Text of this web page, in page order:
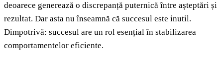
deoarece generează o discrepanță puternică între așteptări și
rezultat. Dar asta nu înseamnă că succesul este inutil.
Dimpotrivă: succesul are un rol esențial în stabilizarea
comportamentelor eficiente.